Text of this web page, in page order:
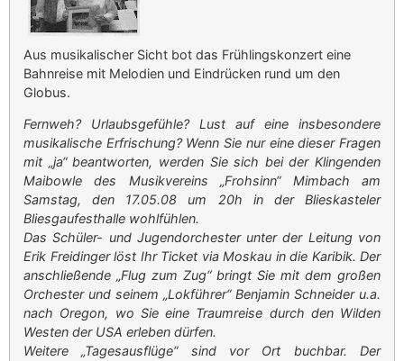
Aus musikalischer Sicht bot das Frühlingskonzert eine
Bahnreise mit Melodien und Eindrücken rund um den
Globus.
Fernweh? Urlaubsgefühle? Lust auf eine insbesondere
musikalische Erfrischung? Wenn Sie nur eine dieser Fragen
mit „ja“ beantworten, werden Sie sich bei der Klingenden
Maibowle des Musikvereins „Frohsinn“ Mimbach am
Samstag, den 17.05.08 um 20h in der Blieskasteler
Bliesgaufesthalle wohlfühlen.
Das Schüler- und Jugendorchester unter der Leitung von
Erik Freidinger löst Ihr Ticket via Moskau in die Karibik. Der
anschließende „Flug zum Zug“ bringt Sie mit dem großen
Orchester und seinem „Lokführer“ Benjamin Schneider u.a.
nach Oregon, wo Sie eine Traumreise durch den Wilden
Westen der USA erleben dürfen.
Weitere „Tagesausflüge“ sind vor Ort buchbar. Der